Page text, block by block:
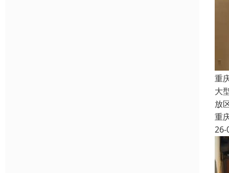
重
大
放
重
26-